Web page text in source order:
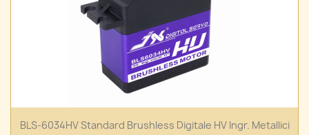
BLS-6034HV Standard Brushless Digitale HV Ingr. Metallici